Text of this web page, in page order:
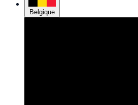
Belgique